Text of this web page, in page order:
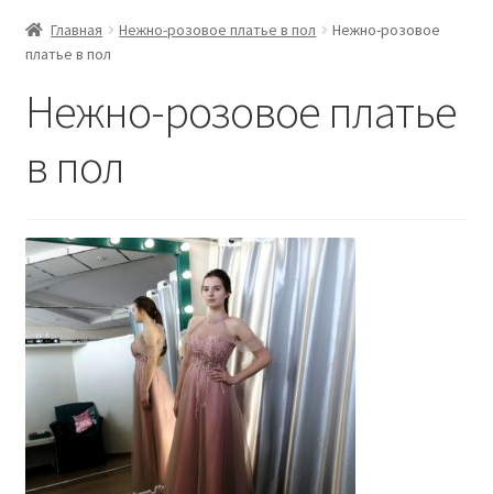
Главная Нежно-розовое платье в пол
Нежно-розовое
платье в пол
Нежно-розовое платье
в пол